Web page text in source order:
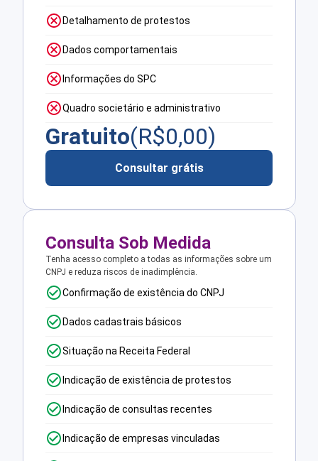
Detalhamento de protestos
Dados comportamentais
Informações do SPC
Quadro societário e administrativo
Gratuito(R$0,00)
Consultar grátis
Consulta Sob Medida
Tenha acesso completo a todas as informações sobre um
CNPJ e reduza riscos de inadimplência.
Confirmação de existência do CNPJ
Dados cadastrais básicos
Situação na Receita Federal
Indicação de existência de protestos
Indicação de consultas recentes
Indicação de empresas vinculadas